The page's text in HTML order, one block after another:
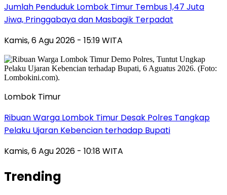
Jumlah Penduduk Lombok Timur Tembus 1,47 Juta
Jiwa, Pringgabaya dan Masbagik Terpadat
Kamis, 6 Agu 2026 - 15:19 WITA
Lombok Timur
Ribuan Warga Lombok Timur Desak Polres Tangkap
Pelaku Ujaran Kebencian terhadap Bupati
Kamis, 6 Agu 2026 - 10:18 WITA
Trending